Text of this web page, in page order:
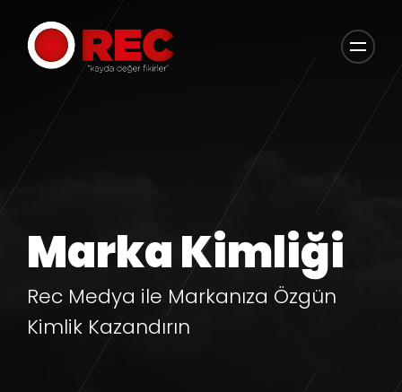
Marka Kimliği
Rec Medya ile Markanıza Özgün
Kimlik Kazandırın